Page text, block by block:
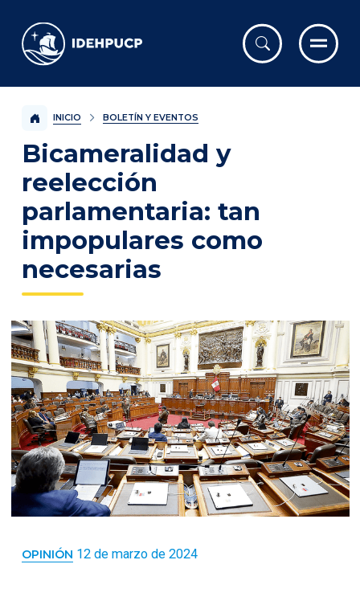
IDEHPUCP
INICIO BOLETÍN Y EVENTOS
Bicameralidad y
reelección
parlamentaria: tan
impopulares como
necesarias
OPINIÓN 12 de marzo de 2024